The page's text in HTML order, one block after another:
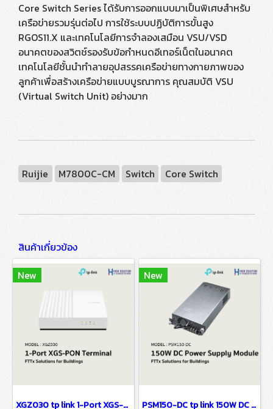
Core Switch Series ได้รับการออกแบบมาเป็นพิเศษสำหรับ
เครือข่ายรวมรุ่นต่อไป การใช้ระบบปฏิบัติการขั้นสูง
RGOS11.X และเทคโนโลยีการจำลองเสมือน VSU/VSD
อนาคตของสวิตช์รองรับข้อกำหนดอีเทอร์เน็ตในอนาคต
เทคโนโลยีชั้นนำทำลายอุปสรรคเครือข่ายทางกายภาพของ
ลูกค้าเพื่อสร้างเครือข่ายแบบบูรณาการ คุณสมบัติ VSU
(Virtual Switch Unit) อย่างมาก
Ruijie M7800C-CM Switch Core Switch
สินค้าเกี่ยวข้อง
New
XGZ030 tp link 1-Port XGS-PON Terminal FTTx Solutions for Buildings
New
PSM150-DC tp link 150W DC Power Supply Module FTTx Solutions for Buildings